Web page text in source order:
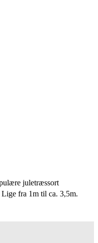
juletræssort
fra 1m til ca. 3,5m.